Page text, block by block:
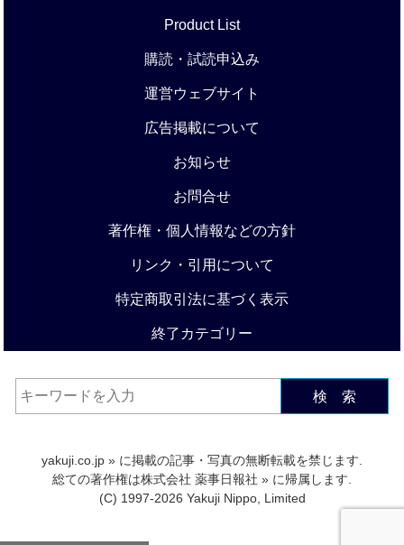
Product List
購読・試読申込み
運営ウェブサイト
広告掲載について
お知らせ
お問合せ
著作権・個人情報などの方針
リンク・引用について
特定商取引法に基づく表示
終了カテゴリー
検 索
yakuji.co.jp » に掲載の記事・写真の無断転載を禁じます.
総ての著作権は株式会社 薬事日報社 » に帰属します.
(C) 1997-2026 Yakuji Nippo, Limited